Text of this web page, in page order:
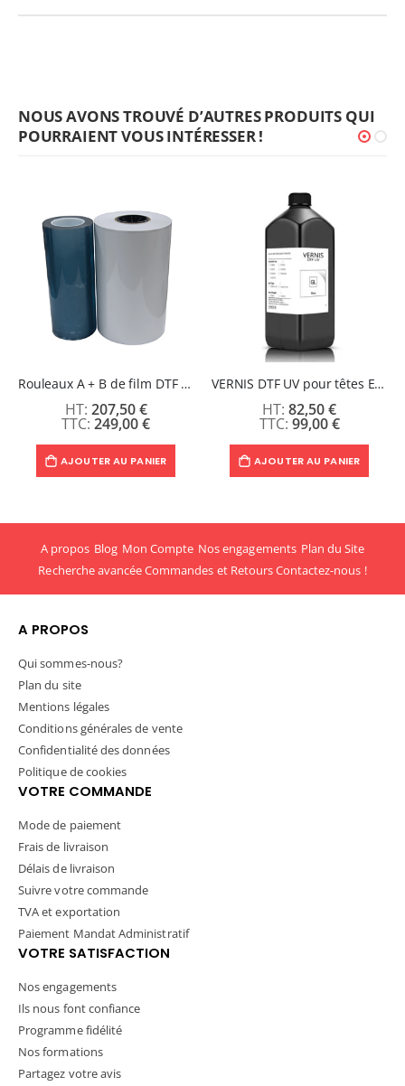
NOUS AVONS TROUVÉ D’AUTRES PRODUITS QUI
POURRAIENT VOUS INTÉRESSER !
Rouleaux A + B de film DTF UV - 60cm x 100m
249,00 €
207,50 €
AJOUTER AU PANIER
VERNIS DTF UV pour têtes Epson i3200 et XP600 - 1L
99,00 €
82,50 €
AJOUTER AU PANIER
A propos Blog Mon Compte Nos engagements Plan du Site
Recherche avancéeCommandes et RetoursContactez-nous !
A PROPOS
Qui sommes-nous?
Plan du site
Mentions légales
Conditions générales de vente
Confidentialité des données
Politique de cookies
VOTRE COMMANDE
Mode de paiement
Frais de livraison
Délais de livraison
Suivre votre commande
TVA et exportation
Paiement Mandat Administratif
VOTRE SATISFACTION
Nos engagements
Ils nous font confiance
Programme fidélité
Nos formations
Partagez votre avis